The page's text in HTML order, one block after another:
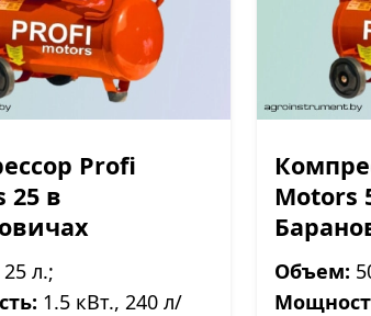
Profi
25 в
25 л.;
1.5 кВт., 240 л/
Motors
Объем: